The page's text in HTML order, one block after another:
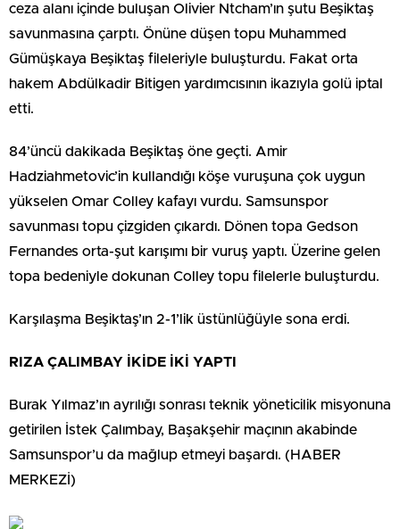
ceza alanı içinde buluşan Olivier Ntcham’ın şutu Beşiktaş
savunmasına çarptı. Önüne düşen topu Muhammed
Gümüşkaya Beşiktaş fileleriyle buluşturdu. Fakat orta
hakem Abdülkadir Bitigen yardımcısının ikazıyla golü iptal
etti.
84’üncü dakikada Beşiktaş öne geçti. Amir
Hadziahmetovic’in kullandığı köşe vuruşuna çok uygun
yükselen Omar Colley kafayı vurdu. Samsunspor
savunması topu çizgiden çıkardı. Dönen topa Gedson
Fernandes orta-şut karışımı bir vuruş yaptı. Üzerine gelen
topa bedeniyle dokunan Colley topu filelerle buluşturdu.
Karşılaşma Beşiktaş’ın 2-1’lik üstünlüğüyle sona erdi.
RIZA ÇALIMBAY İKİDE İKİ YAPTI
Burak Yılmaz’ın ayrılığı sonrası teknik yöneticilik misyonuna
getirilen İstek Çalımbay, Başakşehir maçının akabinde
Samsunspor’u da mağlup etmeyi başardı. (HABER
MERKEZİ)